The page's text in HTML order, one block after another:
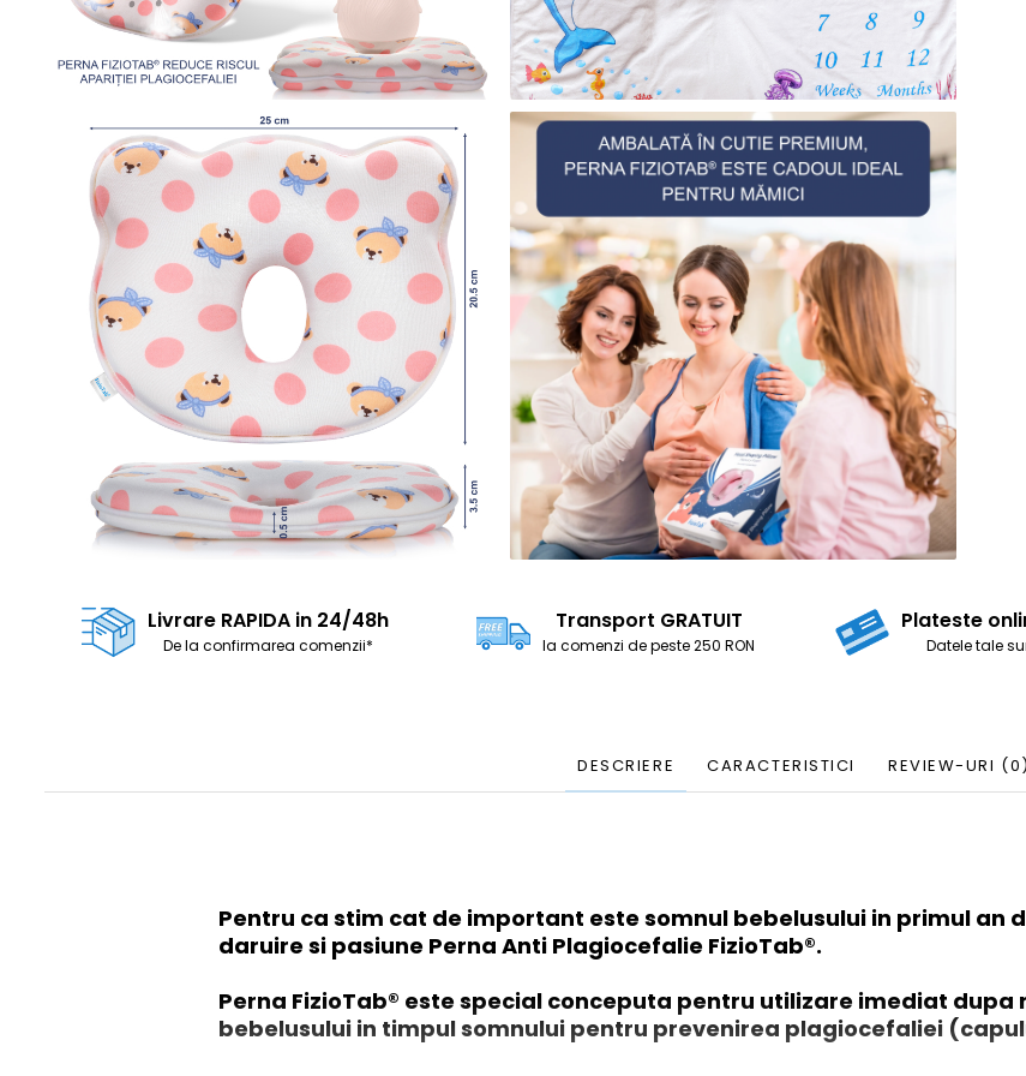
Livrare RAPIDA in 24/48h
De la confirmarea comenzii*
Transport GRATUIT
la comenzi de peste 250 RON
Plateste
Datele tale
DESCRIERE CARACTERISTICI REVIEW-URI (0)
Pentru ca stim cat de important este somnul bebelusului in primul an
daruire si pasiune Perna Anti Plagiocefalie FizioTab®.
Perna FizioTab® este special conceputa pentru utilizare imediat
bebelusului in timpul somnului pentru prevenirea plagiocefaliei